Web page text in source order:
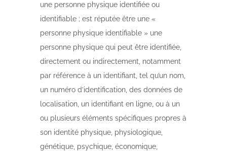
une personne physique identifiée ou
identifiable ; est réputée être une «
personne physique identifiable » une
personne physique qui peut être identifiée,
directement ou indirectement, notamment
par référence à un identifiant, tel qu’un nom,
un numéro d’identification, des données de
localisation, un identifiant en ligne, ou à un
ou plusieurs éléments spécifiques propres à
son identité physique, physiologique,
génétique, psychique, économique,